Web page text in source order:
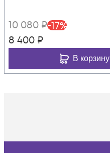
10 080 ₽-17%
8 400 ₽
В корзину